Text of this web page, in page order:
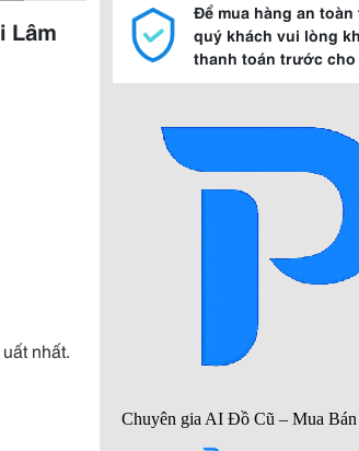
Lâm
nhất.
Để mua hàng an toàn
quý khách vui lòng
thanh toán trước